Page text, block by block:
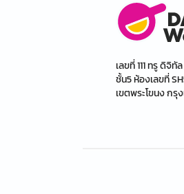
เลขที่ 111 ทรู ดิจิ
ชั้น5 ห้องเลขที่
เขตพระโขนง กรุ